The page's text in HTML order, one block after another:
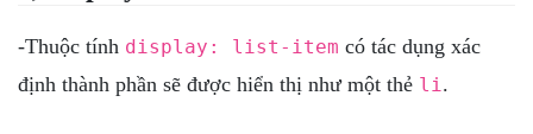
-Thuộc tính display: list-item có tác dụng xác
định thành phần sẽ được hiển thị như một thẻ li .